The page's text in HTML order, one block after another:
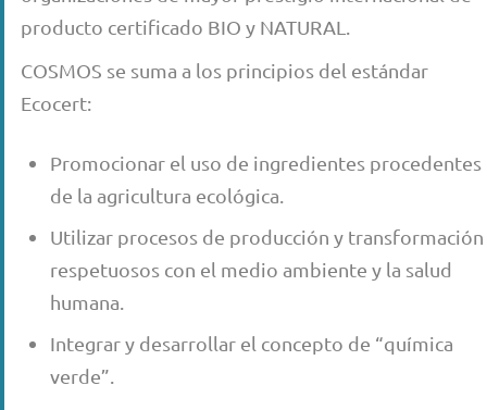
producto certificado BIO y NATURAL.
COSMOS se suma a los principios del estándar
Ecocert:
Promocionar el uso de ingredientes procedentes
de la agricultura ecológica.
Utilizar procesos de producción y transformación
respetuosos con el medio ambiente y la salud
humana.
Integrar y desarrollar el concepto de “química
verde”.